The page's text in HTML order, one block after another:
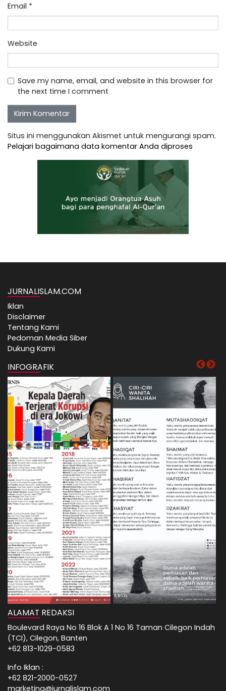
Email *
Website
Save my name, email, and website in this browser for
the next time I comment
Situs ini menggunakan Akismet untuk mengurangi spam.
Pelajari bagaimana data komentar Anda diproses
JURNALISLAM.COM
Iklan
Disclaimer
Tentang Kami
Pedoman Media Siber
Dukung Kami
INFOGRAFIK
ALAMAT REDAKSI
Boulevard Raya No 16 Blok A 1 No 16 Taman Cilegon Indah
(TCI), Cilegon, Banten
+62 813-1029-0583
Info Iklan :
+62 821-2000-0527
marketing@jurnalislam.com